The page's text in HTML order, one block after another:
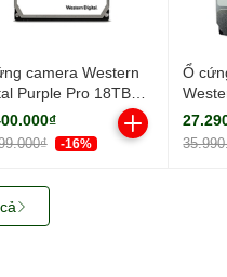
camera Western
Purple Pro 18TB
(3.5Inch/
Cache 256MB/
-16%
Ổ
18TB